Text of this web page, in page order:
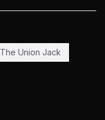
The Union Jack